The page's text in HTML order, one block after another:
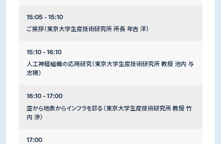
15:05 - 15:10
ご挨拶（東京大学生産技術研究所 所長 年吉 洋）
15:10 - 16:10
人工神経組織の応用研究（東京大学生産技術研究所 教授 池内 与
志穂）
16:10 - 17:00
空から地表からインフラを診る（東京大学生産技術研究所 教授 竹
内 渉）
17:00